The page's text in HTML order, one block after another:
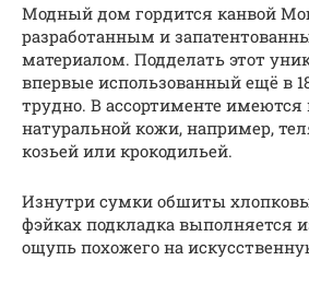
Модный дом гордится канвой
разработанным и
материалом. Подделать этот
впервые использованный ещё в
трудно. В ассортименте имеются
натуральной кожи, например,
козьей или крокодильей.
Изнутри сумки обшиты
фэйках подкладка выполняется
ощупь похожего на